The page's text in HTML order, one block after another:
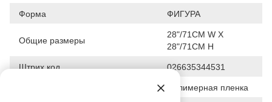
Форма ФИГУРА
Общие размеры
28"/71CM W X
28"/71CM H
Штрих код 026635344531
Полимерная пленка